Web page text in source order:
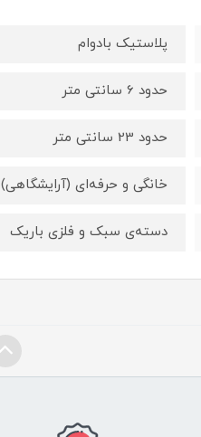
پلاستیک بادوام
حدود 6 سانتی متر
حدود 23 سانتی متر
خانگی و حرفه‌ای (آرایشگاهی)
دسته‌ی سبک و فلزی باریک